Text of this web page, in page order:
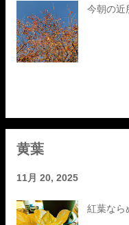
今朝の近
黄葉
11月 20, 2025
紅葉なら